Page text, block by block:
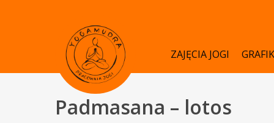
ZAJĘCIA JOGI GRAFIK
Padmasana – lotos